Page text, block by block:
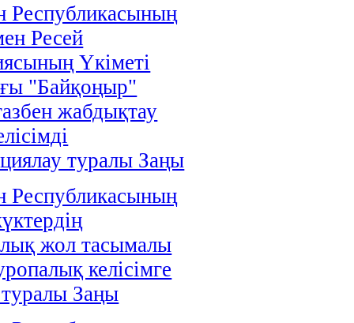
Республикасының
Ресей
Үкіметі
"Байқоңыр"
жабдықтау
туралы Заңы
Республикасының
жол тасымалы
келісімге
Заңы